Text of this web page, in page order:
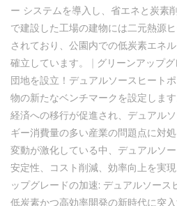
ー システムを導入し、省エネと炭素
で建設した工場の建物には二元熱源
されており、公園内での低炭素エネ
確立しています。
| グリーンアップ
団地を設立！デュアルソースヒート
物の新たなベンチマークを設定します
経済への移行が促進され、デュアル
ギー消費量の多い産業の問題点に対
変動が激化している中、デュアルソ
安定性、コスト削減、効率向上を実現
ップグレードの加速: デュアルソー
低炭素かつ高効率開発の新時代に突